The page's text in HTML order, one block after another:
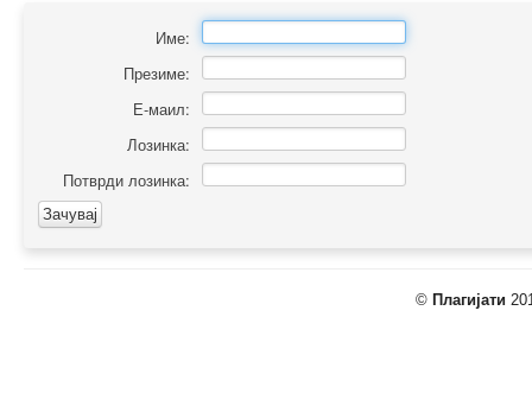
Име:
Презиме:
Е-маил:
Лозинка:
Потврди лозинка:
© Плагијати